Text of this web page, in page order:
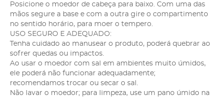
Posicione o moedor de cabeça para baixo. Com uma das
mãos segure a base e com a outra gire o compartimento
no sentido horário, para moer o tempero.
USO SEGURO E ADEQUADO:
Tenha cuidado ao manusear o produto, poderá quebrar ao
sofrer quedas ou impactos.
Ao usar o moedor com sal em ambientes muito úmidos,
ele poderá não funcionar adequadamente;
recomendamos trocar ou secar o sal.
Não lavar o moedor; para limpeza, use um pano úmido na